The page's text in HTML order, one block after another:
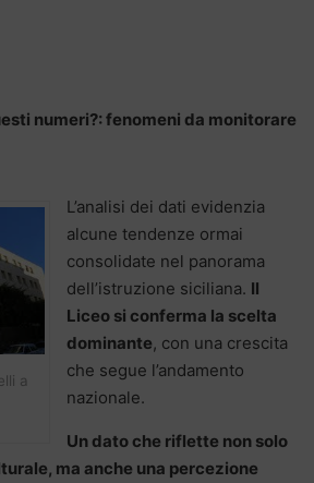
numeri?: fenomeni da monitorare
a
L’analisi dei dati evidenzia
alcune tendenze ormai
consolidate nel panorama
dell’istruzione siciliana. Il
Liceo si conferma la scelta
dominante, con una crescita
che segue l’andamento
nazionale.
Un dato che riflette non solo
ma anche una percezione